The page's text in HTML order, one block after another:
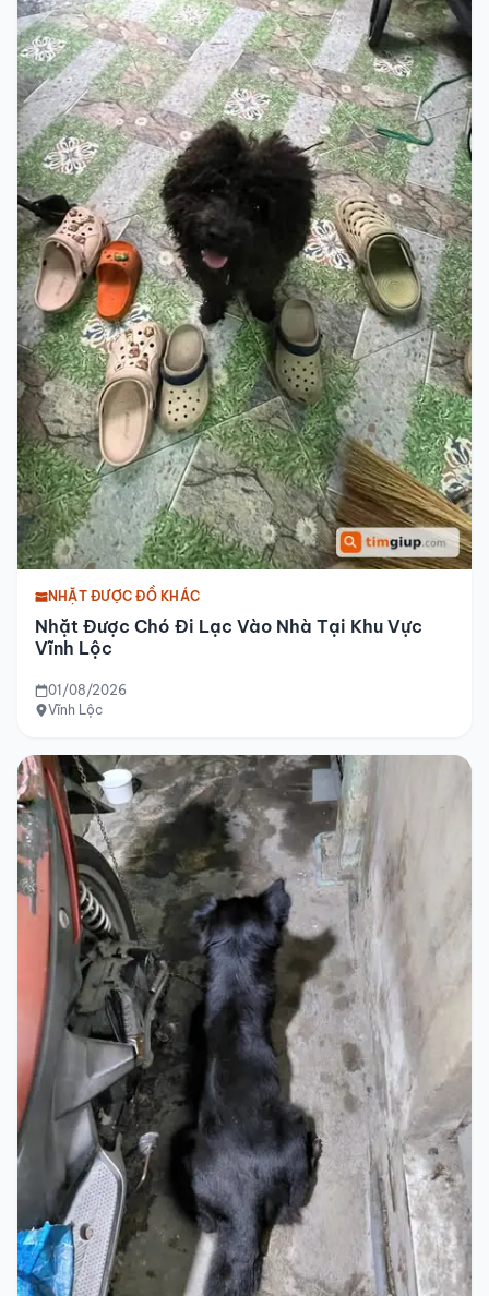
NHẶT ĐƯỢC ĐỒ KHÁC
Nhặt Được Chó Đi Lạc Vào Nhà Tại Khu Vực
Vĩnh Lộc
01/08/2026
Vĩnh Lộc